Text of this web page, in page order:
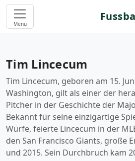
Menu
Tim Lincecum
Tim Lincecum, geboren am 15.
Washington, gilt als einer der
Pitcher in der Geschichte der
Bekannt für seine einzigartige
Würfe, feierte Lincecum in der
den San Francisco Giants, große
und 2015. Sein Durchbruch kam